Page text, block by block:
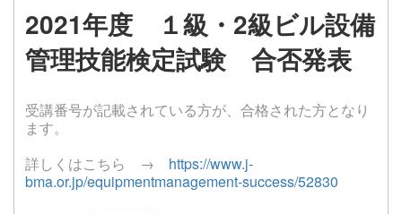
2021年度 １級・2級ビル設備
管理技能検定試験 合否発表
受講番号が記載されている方が、合格された方となり
ます。
詳しくはこちら → https://www.j-
bma.or.jp/equipmentmanagement-success/52830